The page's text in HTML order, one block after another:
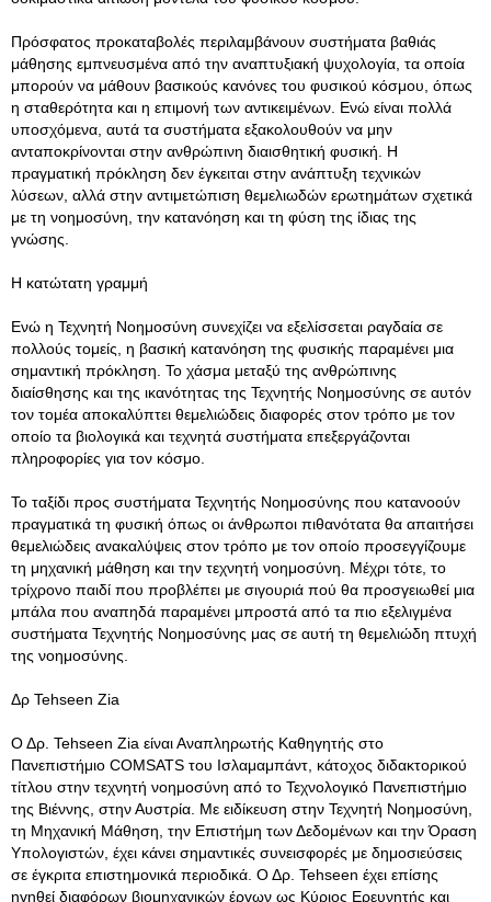
Πρόσφατος προκαταβολές περιλαμβάνουν συστήματα βαθιάς
μάθησης εμπνευσμένα από την αναπτυξιακή ψυχολογία, τα οποία
μπορούν να μάθουν βασικούς κανόνες του φυσικού κόσμου, όπως
η σταθερότητα και η επιμονή των αντικειμένων. Ενώ είναι πολλά
υποσχόμενα, αυτά τα συστήματα εξακολουθούν να μην
ανταποκρίνονται στην ανθρώπινη διαισθητική φυσική. Η
πραγματική πρόκληση δεν έγκειται στην ανάπτυξη τεχνικών
λύσεων, αλλά στην αντιμετώπιση θεμελιωδών ερωτημάτων σχετικά
με τη νοημοσύνη, την κατανόηση και τη φύση της ίδιας της
γνώσης.
Η κατώτατη γραμμή
Ενώ η Τεχνητή Νοημοσύνη συνεχίζει να εξελίσσεται ραγδαία σε
πολλούς τομείς, η βασική κατανόηση της φυσικής παραμένει μια
σημαντική πρόκληση. Το χάσμα μεταξύ της ανθρώπινης
διαίσθησης και της ικανότητας της Τεχνητής Νοημοσύνης σε αυτόν
τον τομέα αποκαλύπτει θεμελιώδεις διαφορές στον τρόπο με τον
οποίο τα βιολογικά και τεχνητά συστήματα επεξεργάζονται
πληροφορίες για τον κόσμο.
Το ταξίδι προς συστήματα Τεχνητής Νοημοσύνης που κατανοούν
πραγματικά τη φυσική όπως οι άνθρωποι πιθανότατα θα απαιτήσει
θεμελιώδεις ανακαλύψεις στον τρόπο με τον οποίο προσεγγίζουμε
τη μηχανική μάθηση και την τεχνητή νοημοσύνη. Μέχρι τότε, το
τρίχρονο παιδί που προβλέπει με σιγουριά πού θα προσγειωθεί μια
μπάλα που αναπηδά παραμένει μπροστά από τα πιο εξελιγμένα
συστήματα Τεχνητής Νοημοσύνης μας σε αυτή τη θεμελιώδη πτυχή
της νοημοσύνης.
Δρ Tehseen Zia
Ο Δρ. Tehseen Zia είναι Αναπληρωτής Καθηγητής στο
Πανεπιστήμιο COMSATS του Ισλαμαμπάντ, κάτοχος διδακτορικού
τίτλου στην τεχνητή νοημοσύνη από το Τεχνολογικό Πανεπιστήμιο
της Βιέννης, στην Αυστρία. Με ειδίκευση στην Τεχνητή Νοημοσύνη,
τη Μηχανική Μάθηση, την Επιστήμη των Δεδομένων και την Όραση
Υπολογιστών, έχει κάνει σημαντικές συνεισφορές με δημοσιεύσεις
σε έγκριτα επιστημονικά περιοδικά. Ο Δρ. Tehseen έχει επίσης
ηγηθεί διαφόρων βιομηχανικών έργων ως Κύριος Ερευνητής και